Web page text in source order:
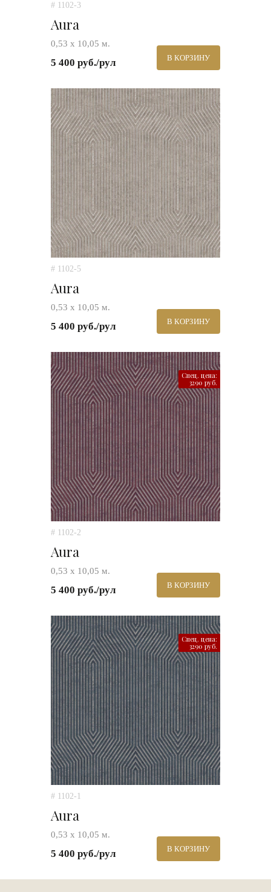
# 1102-3
Aura
0,53 х 10,05 м.
5 400 руб./рул В КОРЗИНУ
# 1102-5
Aura
0,53 х 10,05 м.
5 400 руб./рул В КОРЗИНУ
Спец. цена:
3290 руб.
# 1102-2
Aura
0,53 х 10,05 м.
5 400 руб./рул В КОРЗИНУ
Спец. цена:
3290 руб.
# 1102-1
Aura
0,53 х 10,05 м.
5 400 руб./рул В КОРЗИНУ